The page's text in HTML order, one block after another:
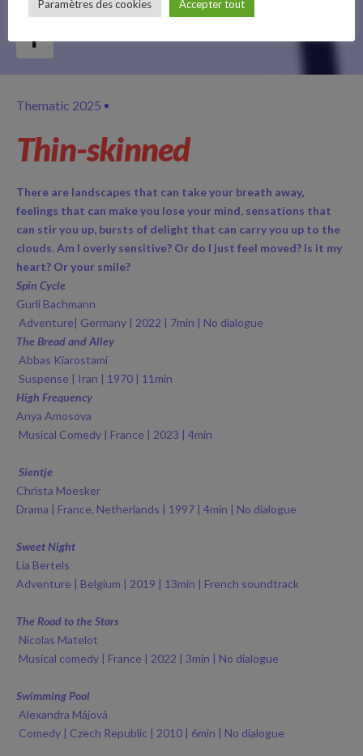
Follow Us
Thematic 2025
Thin-skinned
There are landscapes that can take your breath away,
feelings that can make you lose your mind, sensations that
can stir you up, bursts of delight that can carry you up to the
clouds. Am I overly sensitive? Or do I just feel moved? Is it my
heart? Or your smile?
Spin Cycle
Gurli Bachmann
Adventure| Germany | 2022 | 7min | No dialogue
The Bread and Alley
Abbas Kiarostami
Suspense | Iran | 1970 | 11min
High Frequency
Anya Amosova
Musical Comedy | France | 2023 | 4min
Sientje
Christa Moesker
Drama | France, Netherlands | 1997 | 4min | No dialogue
Sweet Night
Lia Bertels
Adventure | Belgium | 2019 | 13min | French soundtrack
The Road to the Stars
Nicolas Matelot
Musical comedy | France | 2022 | 3min | No dialogue
Swimming Pool
Alexandra Májová
Comedy | Czech Republic | 2010 | 6min | No dialogue
Paramètres des cookies Accepter tout